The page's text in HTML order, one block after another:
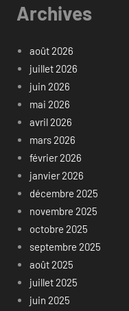
Archives
août 2026
juillet 2026
juin 2026
mai 2026
avril 2026
mars 2026
février 2026
janvier 2026
décembre 2025
novembre 2025
octobre 2025
septembre 2025
août 2025
juillet 2025
juin 2025